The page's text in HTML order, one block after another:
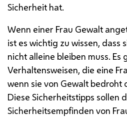
Sicherheit hat.
Wenn einer Frau Gewalt
ist es wichtig zu wissen, dass
nicht alleine bleiben muss. Es
Verhaltensweisen, die eine
wenn sie von Gewalt bedroht
Diese Sicherheitstipps sollen
Sicherheitsempfinden von